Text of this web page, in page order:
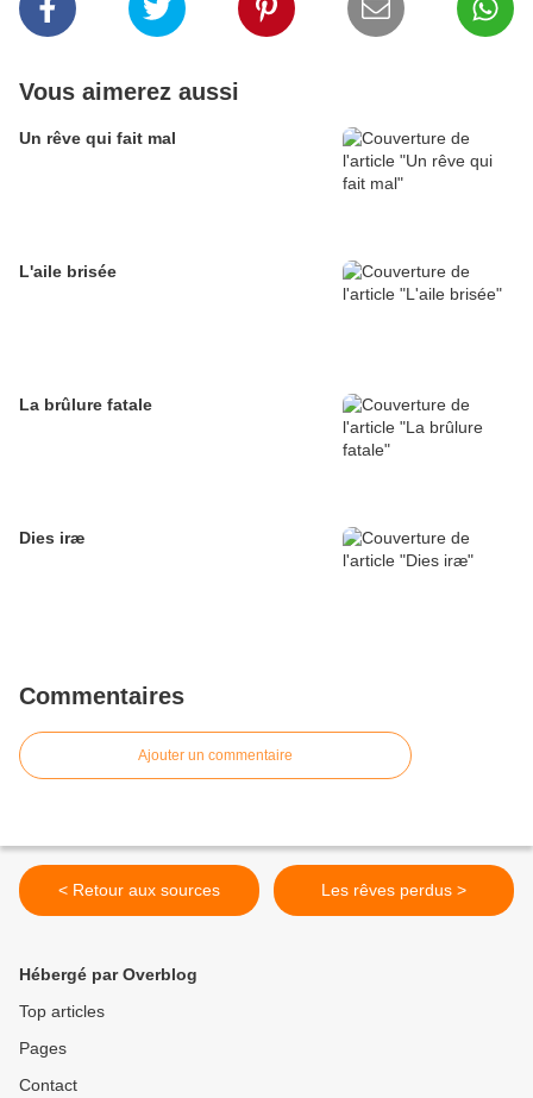
Vous aimerez aussi
Un rêve qui fait mal
L'aile brisée
La brûlure fatale
Dies iræ
Commentaires
Ajouter un commentaire
< Retour aux sources Les rêves perdus >
Hébergé par Overblog
Top articles
Pages
Contact